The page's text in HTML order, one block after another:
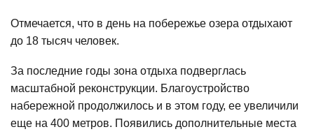
Отмечается, что в день на побережье озера отдыхают
до 18 тысяч человек.
За последние годы зона отдыха подверглась
масштабной реконструкции. Благоустройство
набережной продолжилось и в этом году, ее увеличили
еще на 400 метров. Появились дополнительные места